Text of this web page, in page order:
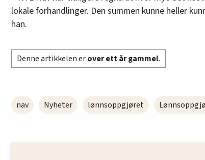
lokale forhandlinger. Den summen kunne heller
han.
Denne artikkelen erover ett år gammel.
nav Nyheter lønnsoppgjøret